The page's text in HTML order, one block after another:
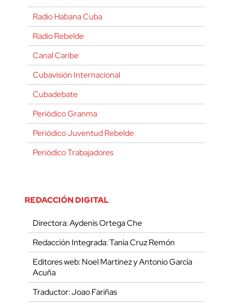
Radio Habana Cuba
Radio Rebelde
Canal Caribe
Cubavisión Internacional
Cubadebate
Periódico Granma
Periódico Juventud Rebelde
Periódico Trabajadores
REDACCIÓN DIGITAL
Directora: Aydenis Ortega Che
Redacción Integrada: Tania Cruz Remón
Editores web: Noel Martínez y Antonio García
Acuña
Traductor: Joao Fariñas